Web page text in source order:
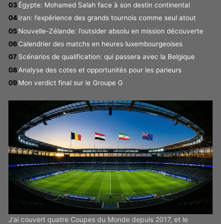
Égypte: Mohamed Salah face à son destin continental
Iran: l’expérience des grands tournois comme seul atout
Nouvelle-Zélande: l’outsider absolu en mission découverte
Calendrier des matchs en heures luxembourgeoises
Scénarios de qualification: qui passera avec la Belgique
Analyse des cotes et opportunités pour les parieurs
Mon verdict final sur le Groupe G
J’ai couvert quatre Coupes du Monde depuis 2017, et le